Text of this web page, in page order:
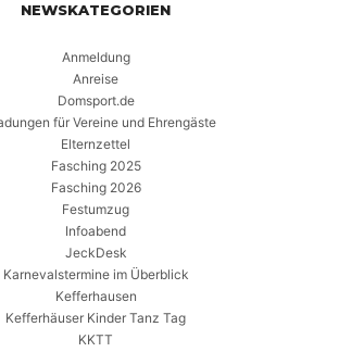
NEWSKATEGORIEN
Anmeldung
Anreise
Domsport.de
für Vereine und Ehrengäste
Elternzettel
Fasching 2025
Fasching 2026
Festumzug
Infoabend
JeckDesk
Karnevalstermine im Überblick
Kefferhausen
Kefferhäuser Kinder Tanz Tag
KKTT